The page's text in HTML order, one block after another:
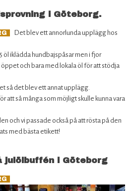
i Göteborg.
Det blev ett annorlunda upplägg hos
öl iklädda hundbajspåsar men i fjor
och bara med lokala öl för att stödja
så det blev ett annat upplägg.
att så många som möjligt skulle kunna vara
och vi passade också på att rösta på den
med bästa etikett!
julölbuffén i Göteborg